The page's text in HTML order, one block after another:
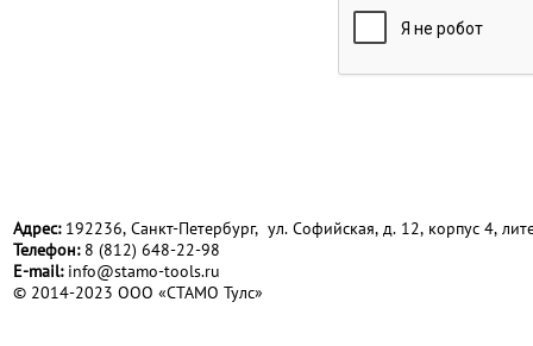
Адрес:192236, Санкт-Петербург, ул. Софийская, д. 12, корпус 4,
Телефон:8 (812) 648-22-98
Е-mail: info@stamo-tools.ru
© 2014-2023 ООО «СТАМО Тулс»